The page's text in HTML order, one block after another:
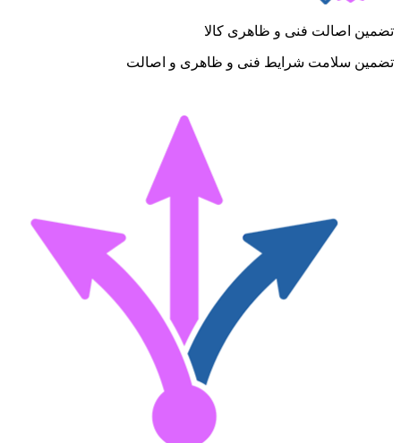
تضمین اصالت فنی و ظاهری کالا
تضمین سلامت شرایط فنی و ظاهری و اصالت